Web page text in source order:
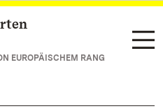
EUROPÄISCHEM RANG